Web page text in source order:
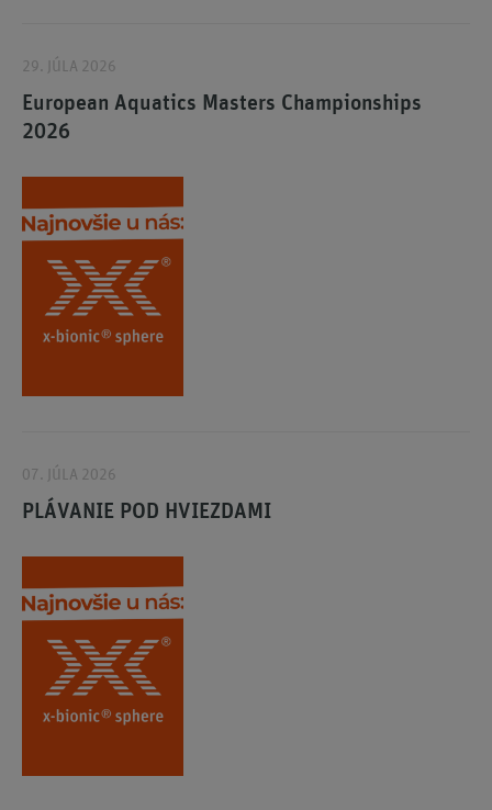
29. JÚLA 2026
European Aquatics Masters Championships
2026
07. JÚLA 2026
PLÁVANIE POD HVIEZDAMI